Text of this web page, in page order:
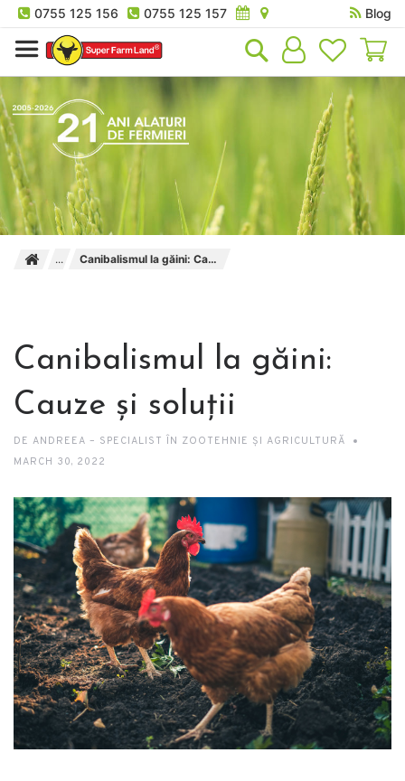
0755 125 156 0755 125 157
Blog
Canibalismul la găini: Cauze și soluții
Canibalismul la găini:
Cauze și soluții
DE ANDREEA – SPECIALIST ÎN ZOOTEHNIE ȘI AGRICULTURĂ
MARCH 30, 2022